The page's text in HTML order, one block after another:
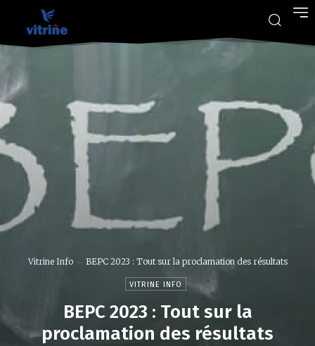
Vitrine Info BEPC 2023 : Tout sur la proclamation des résultats
VITRINE INFO
BEPC 2023 : Tout sur la
proclamation des résultats